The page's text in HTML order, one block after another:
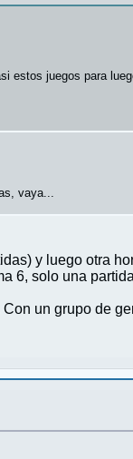
estos juegos para
vaya...
y luego otra
6, solo una
un grupo de